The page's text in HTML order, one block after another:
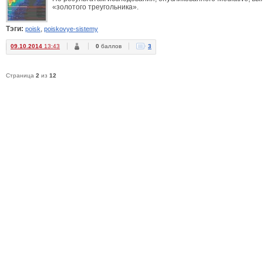
«золотого треугольника».
Тэги: poisk, poiskovye-sistemy
09.10.2014 13:43 0 баллов 3
Страница 2 из 12